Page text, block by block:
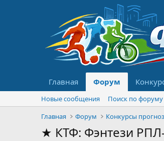
Главная Форум
Новые сообщения
Поиск по форуму
Главная
Форум
★ КТФ: Фэнтези